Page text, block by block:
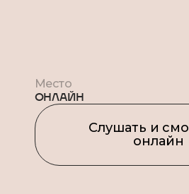
Место
ОНЛАЙН
Слушать и
онлайн